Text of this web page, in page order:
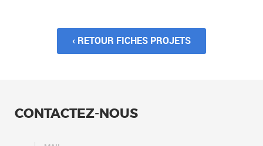
‹ RETOUR FICHES PROJETS
CONTACTEZ-NOUS